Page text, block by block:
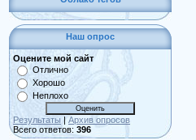
Наш опрос
Оцените мой сайт
Отлично
Хорошо
Неплохо
Результаты | Архив опросов
Всего ответов: 396